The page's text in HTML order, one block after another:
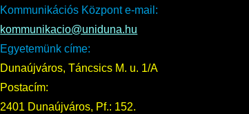
Kommunikációs Központ e-mail:
kommunikacio@uniduna.hu
Egyetemünk címe:
Dunaújváros, Táncsics M. u. 1/A
Postacím:
2401 Dunaújváros, Pf.: 152.